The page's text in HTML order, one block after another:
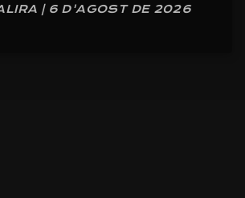
| 6 D'AGOST DE 2026